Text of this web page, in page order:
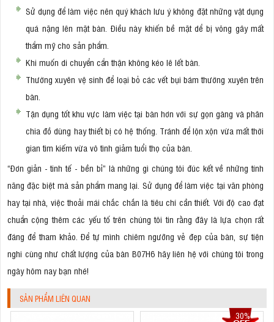
Sử dụng để làm việc nên quý khách lưu ý không đặt những vật dụng
quá nặng lên mặt bàn. Điều này khiến bề mặt dể bị võng gây mất
thẩm mỹ cho sản phẩm.
Khi muốn di chuyển cẩn thận không kéo lê lết bàn.
Thường xuyên vệ sinh để loại bỏ các vết bụi bám thường xuyên trên
bàn.
Tận dụng tốt khu vực làm việc tại bàn hơn với sự gọn gàng và phân
chia đồ dùng hay thiết bị có hệ thống. Tránh để lộn xộn vừa mất thời
gian tìm kiếm vừa vô tình giảm tuổi thọ của bàn.
“Đơn giản - tinh tế - bền bỉ” là những gì chúng tôi đúc kết về những tính
năng đặc biệt mà sản phẩm mang lại. Sử dụng để làm việc tại văn phòng
hay tại nhà, việc thoải mái chắc chắn là tiêu chí cần thiết. Với độ cao đạt
chuẩn cộng thêm các yếu tố trên chúng tôi tin rằng đây là lựa chọn rất
đáng để tham khảo. Để tự mình chiêm ngưỡng vẻ đẹp của bàn, sự tiện
nghi cùng như chất lượng của bàn B07H6 hãy liên hệ với chúng tôi trong
ngày hôm nay bạn nhé!
SẢN PHẨM LIÊN QUAN
30%